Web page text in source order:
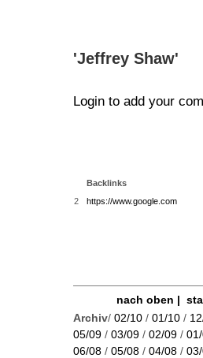
'Jeffrey Shaw'
Login to add your
Backlinks
2
https://www.google.com
nach oben |
Archiv/ 02/10 / 01/10 /
05/09 / 03/09 / 02/09 /
06/08 / 05/08 / 04/08 /